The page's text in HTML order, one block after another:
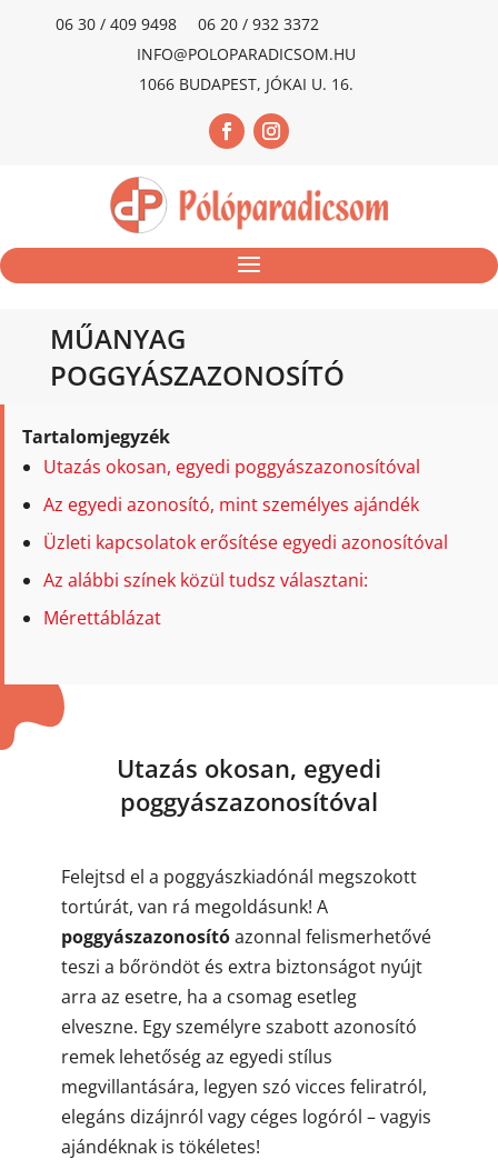
06 30 / 409 9498
06 20 / 932 3372
INFO@POLOPARADICSOM.HU
1066 BUDAPEST, JÓKAI U. 16.
MŰANYAG
POGGYÁSZAZONOSÍTÓ
Tartalomjegyzék
Utazás okosan, egyedi poggyászazonosítóval
Az egyedi azonosító, mint személyes ajándék
Üzleti kapcsolatok erősítése egyedi azonosítóval
Az alábbi színek közül tudsz választani:
Mérettáblázat
Utazás okosan, egyedi
poggyászazonosítóval
Felejtsd el a poggyászkiadónál megszokott
tortúrát, van rá megoldásunk! A
poggyászazonosítóazonnal felismerhetővé
teszi a bőröndöt és extra biztonságot nyújt
arra az esetre, ha a csomag esetleg
elveszne. Egy személyre szabott azonosító
remek lehetőség az egyedi stílus
megvillantására, legyen szó vicces feliratról,
elegáns dizájnról vagy céges logóról – vagyis
ajándéknak is tökéletes!